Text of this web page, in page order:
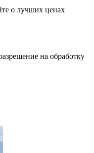
о лучших ценах
на обработку